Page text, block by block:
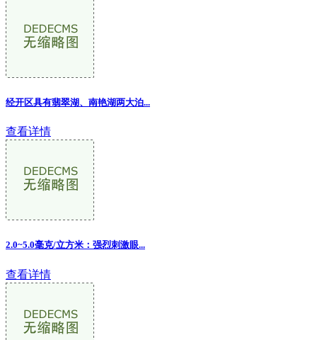
经开区具有翡翠湖、南艳湖两大泊...
查看详情
2.0~5.0毫克/立方米：强烈刺激眼...
查看详情